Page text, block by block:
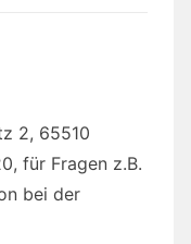
2, 65510
für Fragen z.B.
bei der